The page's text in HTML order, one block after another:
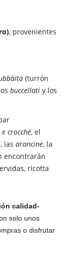
, provenientes
(turrón
buccellati y los
crocchè, el
las arancine, la
encontrarán
ricotta
calidad-
solo unos
o disfrutar